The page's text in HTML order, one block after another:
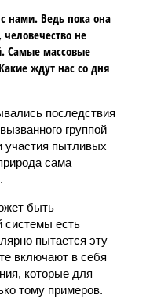
нами. Ведь пока она
не
Самые массовые
ждут нас со дня
последствия
группой
участия пытливых
сама
быть
системы есть
пытается эту
включают в себя
которые для
тому примеров.